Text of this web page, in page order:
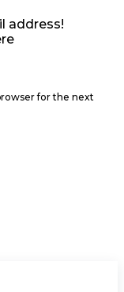
address!
for the next